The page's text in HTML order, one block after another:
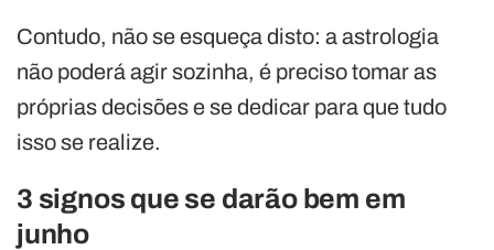
Contudo, não se esqueça disto: a astrologia
não poderá agir sozinha, é preciso tomar as
próprias decisões e se dedicar para que tudo
isso se realize.
3 signos que se darão bem em
junho